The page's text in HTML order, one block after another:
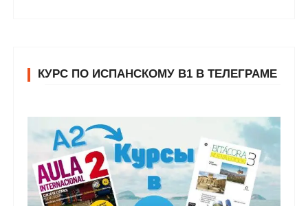
КУРС ПО ИСПАНСКОМУ В1 В ТЕЛЕГРАМЕ